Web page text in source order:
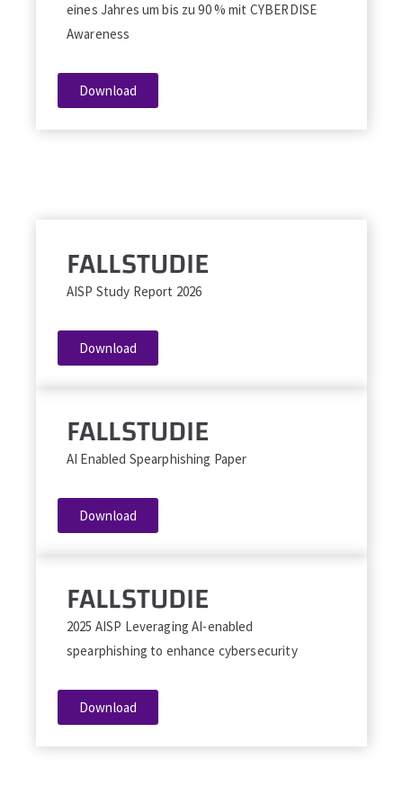
eines Jahres um bis zu 90 % mit CYBERDISE
Awareness
Download
FALLSTUDIE
2025 AISP Leveraging AI-enabled
spearphishing to enhance cybersecurity
Download
FALLSTUDIE
AI Enabled Spearphishing Paper
Download
FALLSTUDIE
AISP Study Report 2026
Download